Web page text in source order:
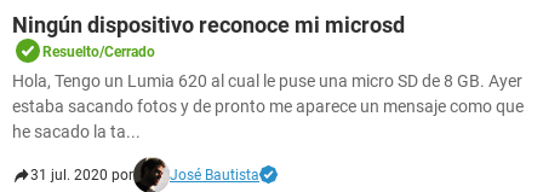
Ningún dispositivo reconoce mi microsd
Resuelto/Cerrado
Hola, Tengo un Lumia 620 al cual le puse una micro SD de 8 GB. Ayer
estaba sacando fotos y de pronto me aparece un mensaje como que
he sacado la ta...
31 jul. 2020 por José Bautista